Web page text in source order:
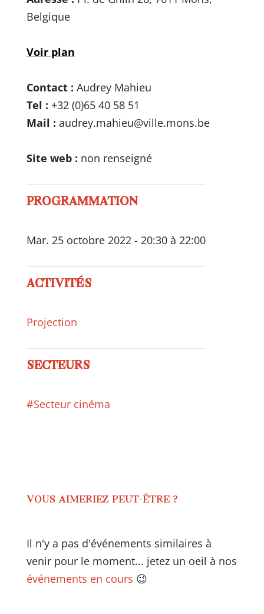
Belgique
Voir plan
Contact : Audrey Mahieu
Tel : +32 (0)65 40 58 51
Mail : audrey.mahieu@ville.mons.be
Site web : non renseigné
PROGRAMMATION
Mar. 25 octobre 2022 - 20:30 à 22:00
ACTIVITÉS
Projection
SECTEURS
#Secteur cinéma
VOUS AIMERIEZ PEUT-ÊTRE ?
Il n'y a pas d'événements similaires à
venir pour le moment... jetez un oeil à nos
événements en cours 😉